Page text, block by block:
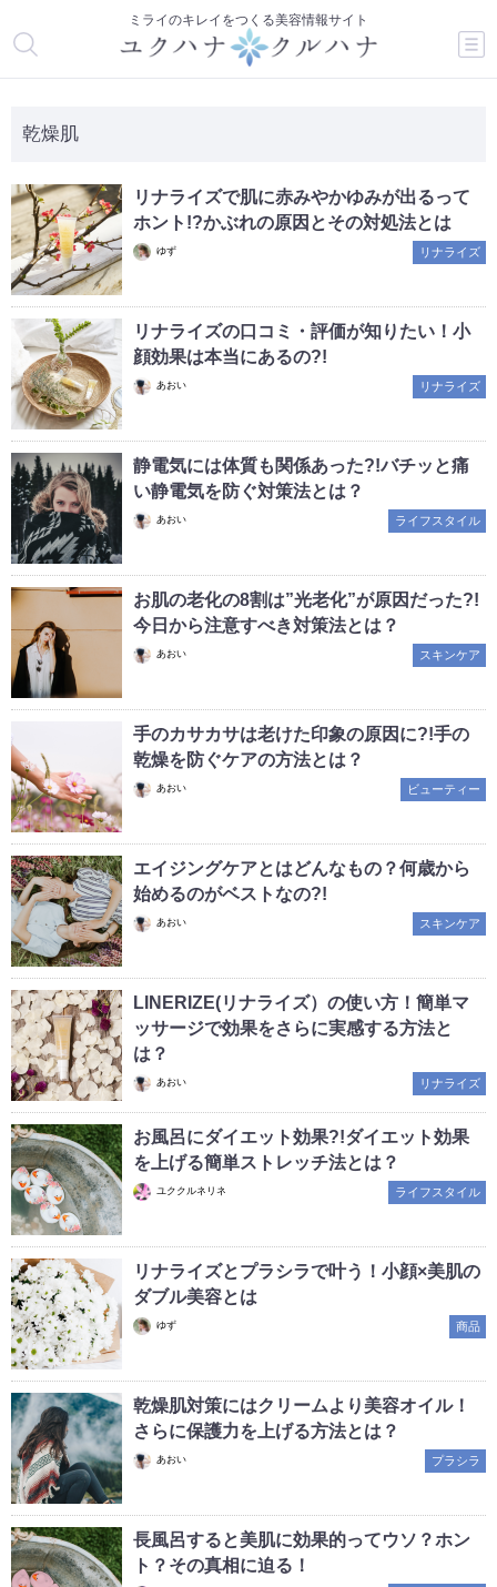
ミライのキレイをつくる美容情報サイト
乾燥肌
リナライズで肌に赤みやかゆみが出るって
ホント!?かぶれの原因とその対処法とは
ゆず リナライズ
リナライズの口コミ・評価が知りたい！小
顔効果は本当にあるの?!
あおい リナライズ
静電気には体質も関係あった?!バチッと痛
い静電気を防ぐ対策法とは？
あおい ライフスタイル
お肌の老化の8割は”光老化”が原因だった?!
今日から注意すべき対策法とは？
あおい スキンケア
手のカサカサは老けた印象の原因に?!手の
乾燥を防ぐケアの方法とは？
あおい ビューティー
エイジングケアとはどんなもの？何歳から
始めるのがベストなの?!
あおい スキンケア
LINERIZE(リナライズ）の使い方！簡単マ
ッサージで効果をさらに実感する方法と
は？
あおい リナライズ
お風呂にダイエット効果?!ダイエット効果
を上げる簡単ストレッチ法とは？
ユククルネリネ ライフスタイル
リナライズとプラシラで叶う！小顔×美肌の
ダブル美容とは
ゆず 商品
乾燥肌対策にはクリームより美容オイル！
さらに保護力を上げる方法とは？
あおい プラシラ
長風呂すると美肌に効果的ってウソ？ホン
ト？その真相に迫る！